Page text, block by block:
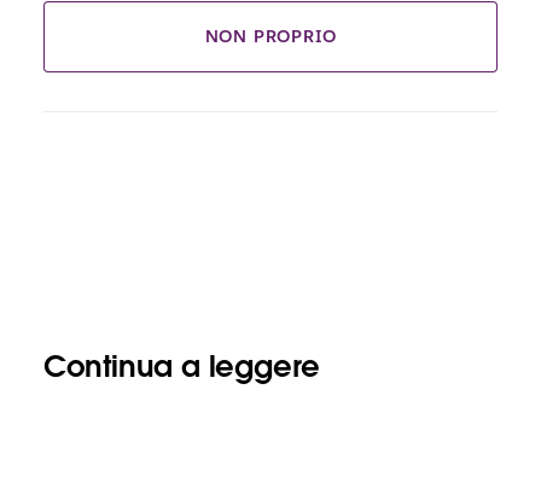
NON PROPRIO
Continua a leggere